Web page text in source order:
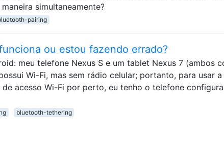
simultaneamente?
pairing
ou estou fazendo errado?
meu telefone Nexus S e um tablet Nexus 7 (ambos
Wi-Fi, mas sem rádio celular; portanto, para usar a
acesso Wi-Fi por perto, eu tenho o telefone
bluetooth-tethering